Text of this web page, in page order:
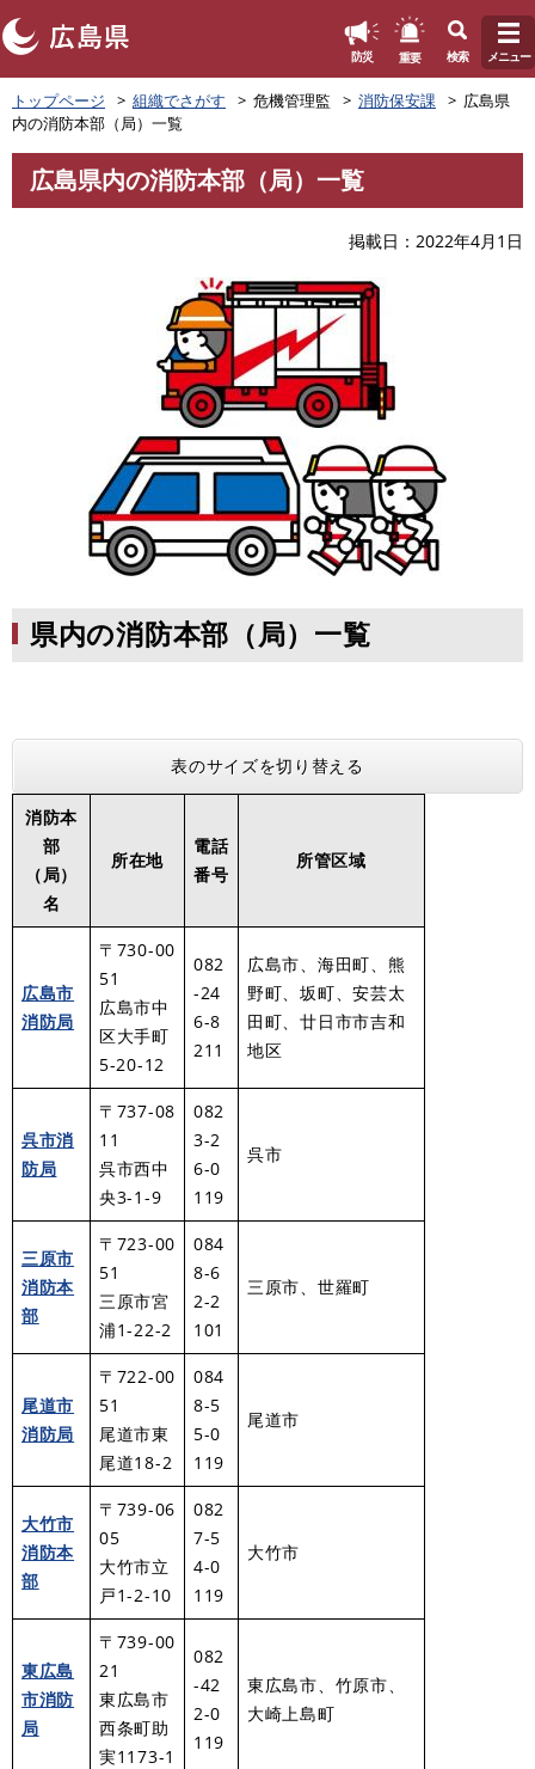
ペ
ー
ジ
の
頭
防災 重要 検索 メニュー
トップページ 組織でさがす 危機管理監 消防保安課
広島県
内の消防本部（局）一覧
文
広島県内の消防本部（局）一覧
掲載日 2022年4月1日
県内の消防本部（局）一覧
表のサイズを切り替える
消防本
部
（局）
名
所在地
電話
番号
所管区域
広島市
消防局
〒730-00
51
広島市中
区大手町
5-20-12
082
-24
6-8
211
広島市、海田町、熊
野町、坂町、安芸太
田町、廿日市市吉和
地区
呉市消
防局
〒737-08
11
呉市西中
央3-1-9
082
3-2
6-0
119
呉市
三原市
消防本
部
〒723-00
51
三原市宮
浦1-22-2
084
8-6
2-2
101
三原市、世羅町
尾道市
消防局
〒722-00
51
尾道市東
尾道18-2
084
8-5
5-0
119
尾道市
大竹市
消防本
部
〒739-06
05
大竹市立
戸1-2-10
082
7-5
4-0
119
大竹市
東広島
市消防
局
〒739-00
21
東広島市
西条町助
実1173-1
082
-42
2-0
119
東広島市、竹原市、
大崎上島町